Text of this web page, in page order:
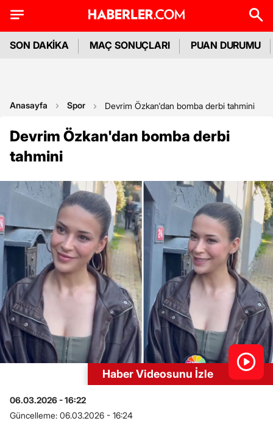
SON DAKİKA MAÇ SONUÇLARI PUAN DURUMU
Anasayfa Spor Devrim Özkan'dan bomba derbi tahmini
Devrim Özkan'dan bomba derbi
tahmini
Haber Videosunu İzle
06.03.2026 - 16:22
Güncelleme: 06.03.2026 - 16:24